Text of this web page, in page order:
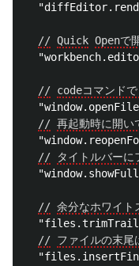
// Quick Openで
// codeコマンド
// 再起動時に開い
//
タイトルバーに
// 余分なホワイト
// ファイルの末尾